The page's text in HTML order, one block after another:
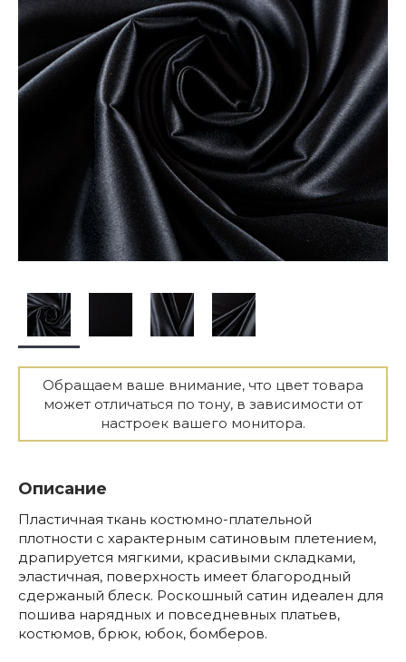
Обращаем ваше внимание, что цвет товара
может отличаться по тону, в зависимости от
настроек вашего монитора.
Описание
Пластичная ткань костюмно-плательной
плотности с характерным сатиновым плетением,
драпируется мягкими, красивыми складками,
эластичная, поверхность имеет благородный
сдержаный блеск. Роскошный сатин идеален для
пошива нарядных и повседневных платьев,
костюмов, брюк, юбок, бомберов.